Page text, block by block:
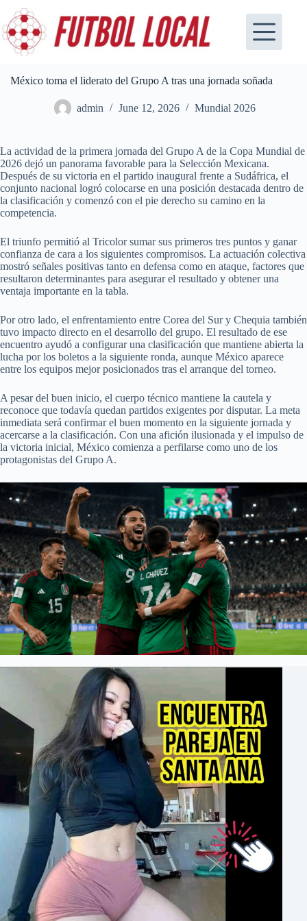
content
México toma el liderato del Grupo A tras una jornada soñada
admin June 12, 2026 Mundial 2026
La actividad de la primera jornada del Grupo A de la Copa Mundial de
2026 dejó un panorama favorable para la Selección Mexicana.
Después de su victoria en el partido inaugural frente a Sudáfrica, el
conjunto nacional logró colocarse en una posición destacada dentro de
la clasificación y comenzó con el pie derecho su camino en la
competencia.
El triunfo permitió al Tricolor sumar sus primeros tres puntos y ganar
confianza de cara a los siguientes compromisos. La actuación colectiva
mostró señales positivas tanto en defensa como en ataque, factores que
resultaron determinantes para asegurar el resultado y obtener una
ventaja importante en la tabla.
Por otro lado, el enfrentamiento entre Corea del Sur y Chequia también
tuvo impacto directo en el desarrollo del grupo. El resultado de ese
encuentro ayudó a configurar una clasificación que mantiene abierta la
lucha por los boletos a la siguiente ronda, aunque México aparece
entre los equipos mejor posicionados tras el arranque del torneo.
A pesar del buen inicio, el cuerpo técnico mantiene la cautela y
reconoce que todavía quedan partidos exigentes por disputar. La meta
inmediata será confirmar el buen momento en la siguiente jornada y
acercarse a la clasificación. Con una afición ilusionada y el impulso de
la victoria inicial, México comienza a perfilarse como uno de los
protagonistas del Grupo A.